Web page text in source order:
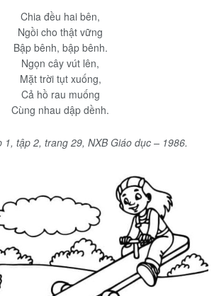
Chia đều hai bên,
Ngồi cho thật vững
Bập bênh, bập bênh.
Ngọn cây vút lên,
Mặt trời tụt xuống,
Cả hồ rau muống
Cùng nhau dập dềnh.
1, tập 2, trang 29, NXB Giáo dục – 1986.